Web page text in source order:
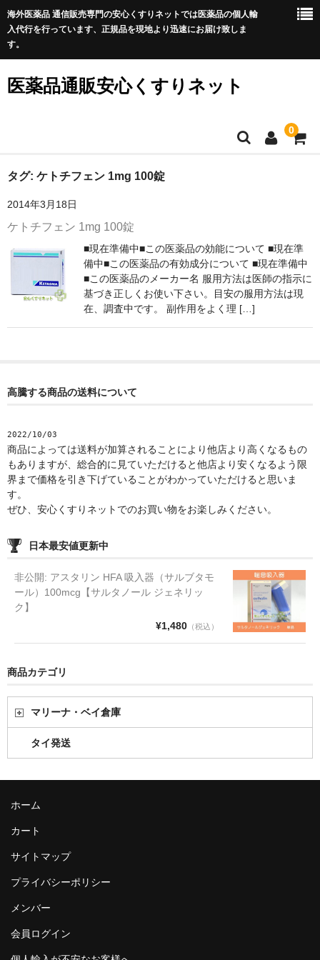
海外医薬品 通信販売専門の安心くすりネットでは医薬品の個人輸
入代行を行っています、正規品を現地より迅速にお届け致しま
す。
医薬品通販安心くすりネット
0
ホーム
利用規約
サイトマップ
良くある質問
プライバシーポリシー
タグ: ケトチフェン 1mg 100錠
2014年3月18日
ケトチフェン 1mg 100錠
■現在準備中■この医薬品の効能について ■現在準
備中■この医薬品の有効成分について ■現在準備中
■この医薬品のメーカー名 服用方法は医師の指示に
基づき正しくお使い下さい。目安の服用方法は現
在、調査中です。 副作用をよく理 […]
高騰する商品の送料について
2022/10/03
商品によっては送料が加算されることにより他店より高くなるもの
もありますが、総合的に見ていただけると他店より安くなるよう限
界まで価格を引き下げていることがわかっていただけると思いま
す。
ぜひ、安心くすりネットでのお買い物をお楽しみください。
日本最安値更新中
非公開: アスタリン HFA 吸入器（サルブタモ
ール）100mcg【サルタノール ジェネリッ
ク】
¥1,480（税込）
商品カテゴリ
マリーナ・ベイ倉庫
タイ発送
ホーム
カート
サイトマップ
プライバシーポリシー
メンバー
会員ログイン